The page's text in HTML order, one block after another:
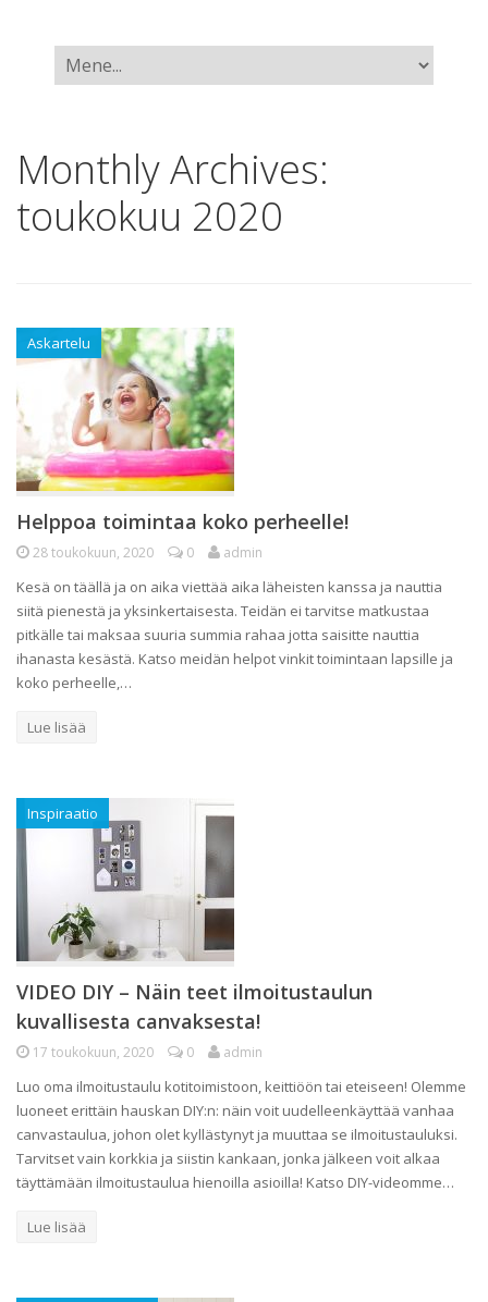
Monthly Archives:
toukokuu 2020
Askartelu
Helppoa toimintaa koko perheelle!
28 toukokuun, 2020 0 admin
Kesä on täällä ja on aika viettää aika läheisten kanssa ja nauttia
siitä pienestä ja yksinkertaisesta. Teidän ei tarvitse matkustaa
pitkälle tai maksaa suuria summia rahaa jotta saisitte nauttia
ihanasta kesästä. Katso meidän helpot vinkit toimintaan lapsille ja
koko perheelle,…
Lue lisää
Inspiraatio
VIDEO DIY – Näin teet ilmoitustaulun
kuvallisesta canvaksesta!
17 toukokuun, 2020 0 admin
Luo oma ilmoitustaulu kotitoimistoon, keittiöön tai eteiseen! Olemme
luoneet erittäin hauskan DIY:n: näin voit uudelleenkäyttää vanhaa
canvastaulua, johon olet kyllästynyt ja muuttaa se ilmoitustauluksi.
Tarvitset vain korkkia ja siistin kankaan, jonka jälkeen voit alkaa
täyttämään ilmoitustaulua hienoilla asioilla! Katso DIY-videomme…
Lue lisää